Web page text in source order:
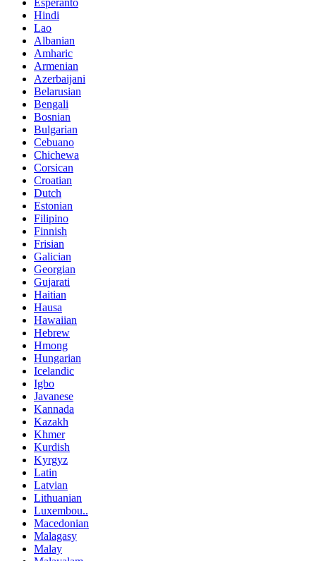
Esperanto
Hindi
Lao
Albanian
Amharic
Armenian
Azerbaijani
Belarusian
Bengali
Bosnian
Bulgarian
Cebuano
Chichewa
Corsican
Croatian
Dutch
Estonian
Filipino
Finnish
Frisian
Galician
Georgian
Gujarati
Haitian
Hausa
Hawaiian
Hebrew
Hmong
Hungarian
Icelandic
Igbo
Javanese
Kannada
Kazakh
Khmer
Kurdish
Kyrgyz
Latin
Latvian
Lithuanian
Luxembou..
Macedonian
Malagasy
Malay